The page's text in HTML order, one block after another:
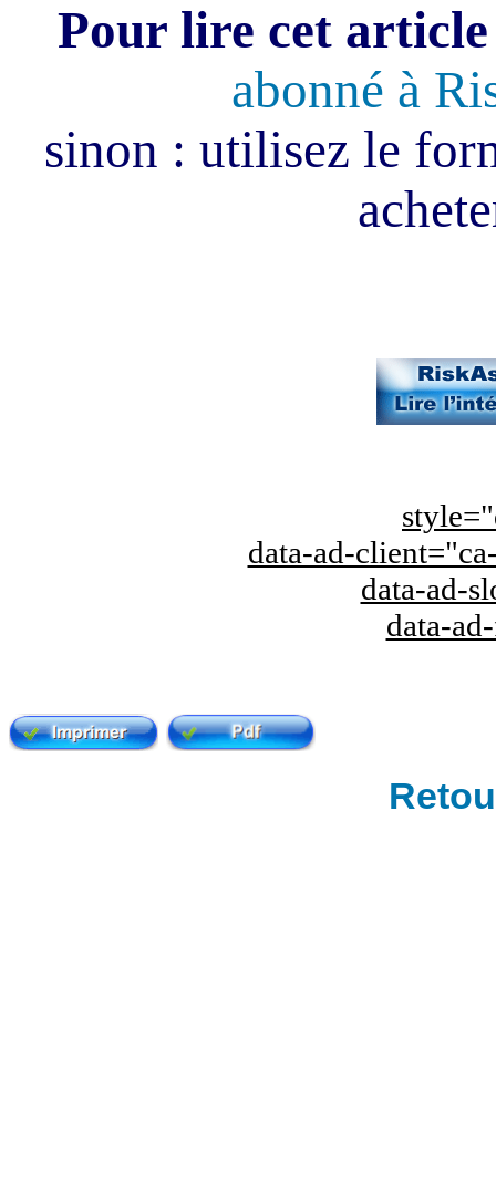
Pour lire cet
abonné à
sinon : utilisez le
data-ad-
data-ad-
data-